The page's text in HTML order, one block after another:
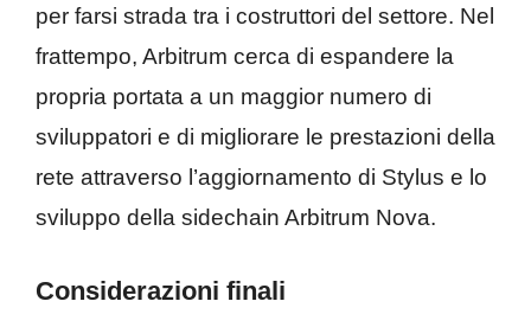
per farsi strada tra i costruttori del settore. Nel
frattempo, Arbitrum cerca di espandere la
propria portata a un maggior numero di
sviluppatori e di migliorare le prestazioni della
rete attraverso l’aggiornamento di Stylus e lo
sviluppo della sidechain Arbitrum Nova.
Considerazioni finali